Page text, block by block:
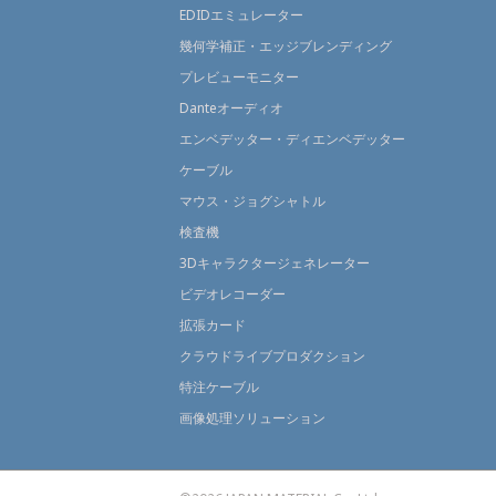
EDIDエミュレーター
幾何学補正・エッジブレンディング
プレビューモニター
Danteオーディオ
エンベデッター・ディエンベデッター
ケーブル
マウス・ジョグシャトル
検査機
3Dキャラクタージェネレーター
ビデオレコーダー
拡張カード
クラウドライブプロダクション
特注ケーブル
画像処理ソリューション